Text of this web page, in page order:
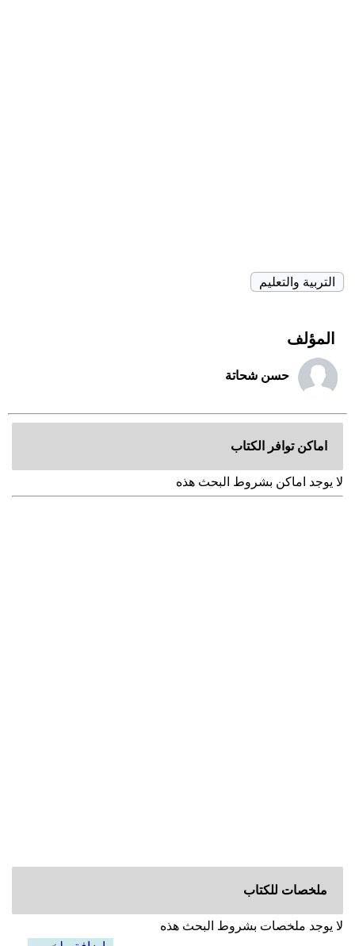
التربية والتعليم
المؤلف
حسن شحاتة
اماكن توافر الكتاب
لا يوجد اماكن بشروط البحث هذه
ملخصات للكتاب
لا يوجد ملخصات بشروط البحث هذه